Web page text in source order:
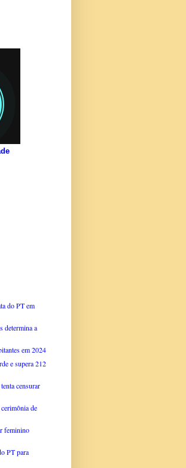
do PT em
determina a
em 2024
e supera 212
censurar
de
feminino
PT para